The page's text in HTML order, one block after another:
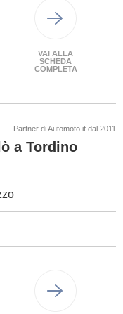
VAI ALLA
SCHEDA
COMPLETA
Partner di Automoto.it dal 2011
a Tordino